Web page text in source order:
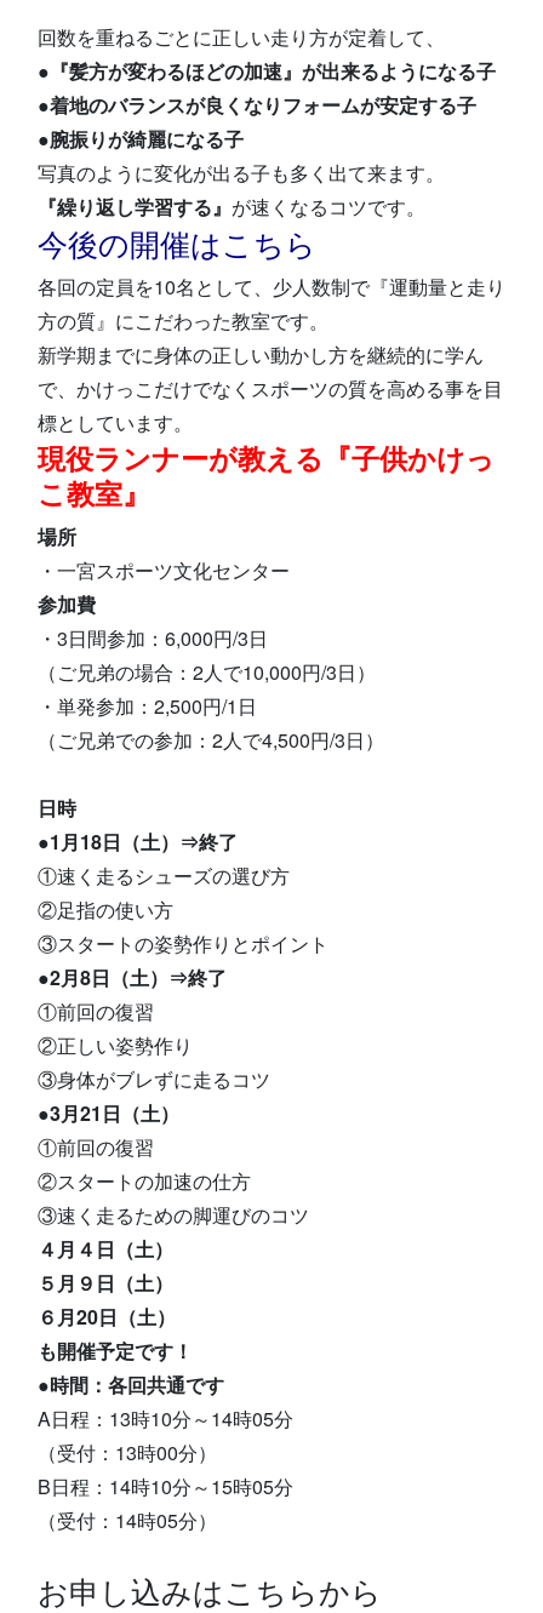
回数を重ねるごとに正しい走り方が定着して、
●『髪方が変わるほどの加速』が出来るようになる子
●着地のバランスが良くなりフォームが安定する子
●腕振りが綺麗になる子
写真のように変化が出る子も多く出て来ます。
『繰り返し学習する』 が速くなるコツです。
今後の開催はこちら
各回の定員を10名として、少人数制で『運動量と走り
方の質』にこだわった教室です。
新学期までに身体の正しい動かし方を継続的に学ん
で、かけっこだけでなくスポーツの質を高める事を目
標としています。
現役ランナーが教える『子供かけっ
こ教室』
場所
・一宮スポーツ文化センター
参加費
・3日間参加：6,000円/3日
（ご兄弟の場合：2人で10,000円/3日）
・単発参加：2,500円/1日
（ご兄弟での参加：2人で4,500円/3日）
日時
●1月18日（土）⇒終了
①速く走るシューズの選び方
②足指の使い方
③スタートの姿勢作りとポイント
●2月8日（土）⇒終了
①前回の復習
②正しい姿勢作り
③身体がブレずに走るコツ
●3月21日（土）
①前回の復習
②スタートの加速の仕方
③速く走るための脚運びのコツ
４月４日（土）
５月９日（土）
６月20日（土）
も開催予定です！
●時間：各回共通です
A日程：13時10分～14時05分
（受付：13時00分）
B日程：14時10分～15時05分
（受付：14時05分）
お申し込みはこちらから